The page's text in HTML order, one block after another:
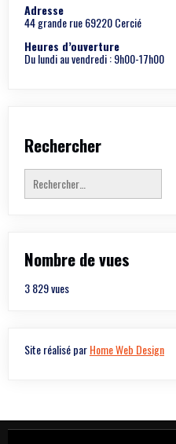
Adresse
44 grande rue 69220 Cercié
Heures d’ouverture
Du lundi au vendredi : 9h00-17h00
Rechercher
Rechercher :
Nombre de vues
3 829 vues
Site réalisé parHome Web Design